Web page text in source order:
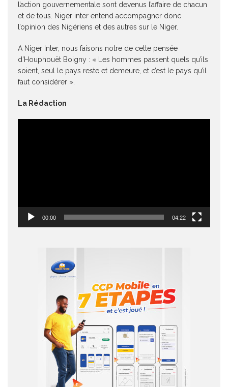
l’action gouvernementale sont devenus l’affaire de chacun
et de tous. Niger inter entend accompagner donc
l’opinion des Nigériens et des autres sur le Niger.
A Niger Inter, nous faisons notre de cette pensée
d’Houphouët Boigny : « Les hommes passent quels qu’ils
soient, seul le pays reste et demeure, et c’est le pays qu’il
faut considérer ».
La Rédaction
00:00 04:22